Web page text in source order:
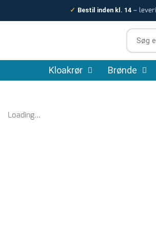
til
✓ Bestil inden kl. 14 –
Søg
efter
her
…
Kloakrør Brønde
Loading...